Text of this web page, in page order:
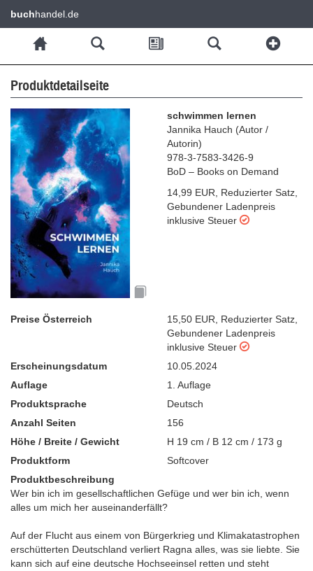
buchhandel.de
Produktdetailseite
schwimmen lernen
Jannika Hauch (Autor /
Autorin)
978-3-7583-3426-9
BoD – Books on Demand
14,99 EUR
Reduzierter Satz
Gebundener Ladenpreis
inklusive Steuer
Preise Österreich 15,50 EUR Reduzierter Satz
Gebundener Ladenpreis
inklusive Steuer
Erscheinungsdatum
10.05.2024
Auflage
1. Auflage
Produktsprache
Deutsch
Anzahl Seiten
156
Höhe / Breite / Gewicht
H 19 cm / B 12 cm / 173 g
Produktform
Softcover
Produktbeschreibung
Wer bin ich im gesellschaftlichen Gefüge und wer bin ich, wenn
alles um mich her auseinanderfällt?
Auf der Flucht aus einem von Bürgerkrieg und Klimakatastrophen
erschütterten Deutschland verliert Ragna alles, was sie liebte. Sie
kann sich auf eine deutsche Hochseeinsel retten und steht